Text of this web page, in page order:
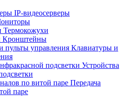
IP-видеосерверы
Термокожухи
Кронштейны
Клавиатуры и
Устройства
Передача
паре